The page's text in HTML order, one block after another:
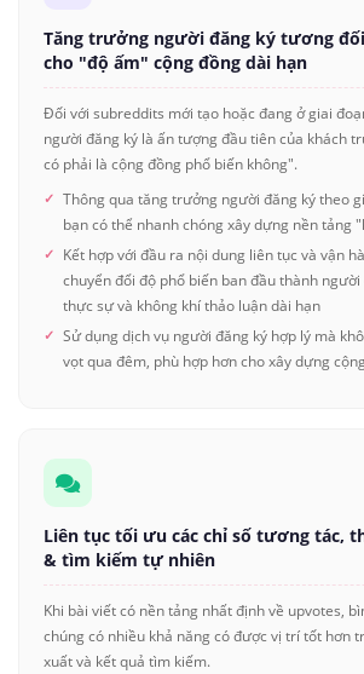
Tăng trưởng người đăng ký tương
cho "độ ấm" cộng đồng dài hạn
Đối với subreddits mới tạo hoặc đang ở giai
người đăng ký là ấn tượng đầu tiên của khách
có phải là cộng đồng phổ biến không".
Thông qua tăng trưởng người đăng ký theo
bạn có thể nhanh chóng xây dựng nền tảng
Kết hợp với đầu ra nội dung liên tục và vận
chuyển đổi độ phổ biến ban đầu thành
thực sự và không khí thảo luận dài hạn
Sử dụng dịch vụ người đăng ký hợp lý mà
vọt qua đêm, phù hợp hơn cho xây dựng
Liên tục tối ưu các chỉ số tương tác,
& tìm kiếm tự nhiên
Khi bài viết có nền tảng nhất định về upvotes,
chúng có nhiều khả năng có được vị trí tốt hơn
xuất và kết quả tìm kiếm.